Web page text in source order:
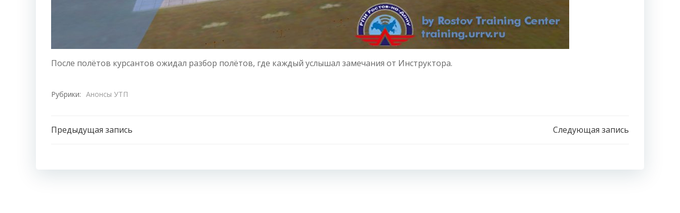
После полётов курсантов ожидал разбор полётов, где каждый услышал замечания от Инструктора.
Рубрики: Анонсы УТП
Навигация
записям
Предыдущая запись
записям
Следующая запись